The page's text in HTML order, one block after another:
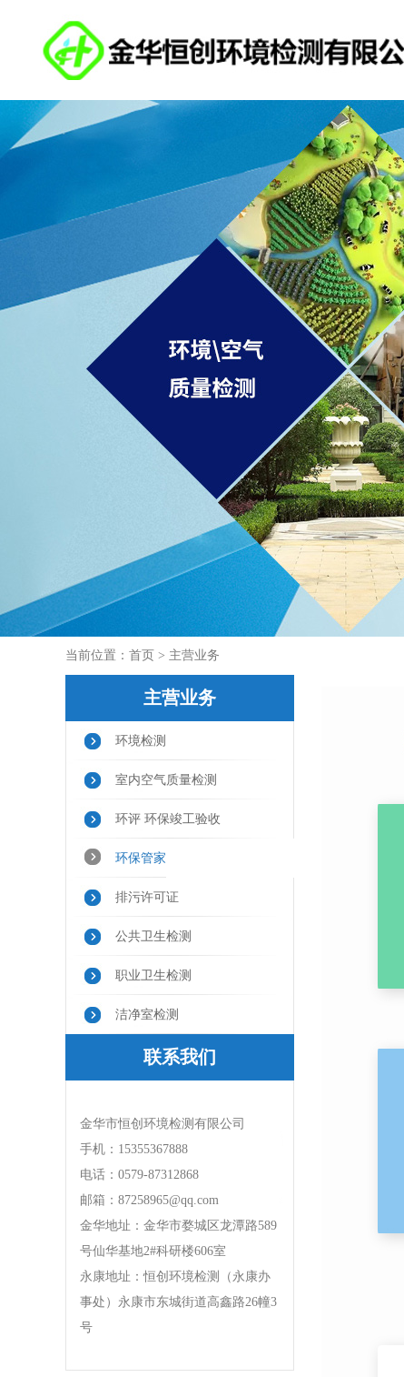
当前位置： 首页 > 主营业务
主营业务
环境检测
室内空气质量检测
环评 环保竣工验收
环保管家
排污许可证
公共卫生检测
职业卫生检测
洁净室检测
联系我们
金华市恒创环境检测有限公司
手机：15355367888
电话：0579-87312868
邮箱：87258965@qq.com
金华地址：金华市婺城区龙潭路589
号仙华基地2#科研楼606室
永康地址：恒创环境检测（永康办
事处）永康市东城街道高鑫路26幢3
号